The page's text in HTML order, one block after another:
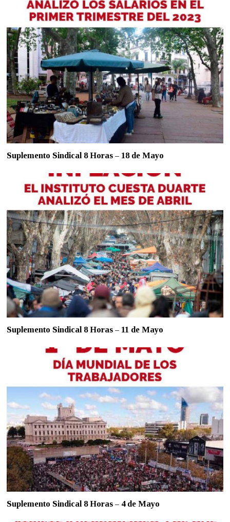
Suplemento Sindical 8 Horas – 18 de Mayo
Suplemento Sindical 8 Horas – 11 de Mayo
Suplemento Sindical 8 Horas – 4 de Mayo